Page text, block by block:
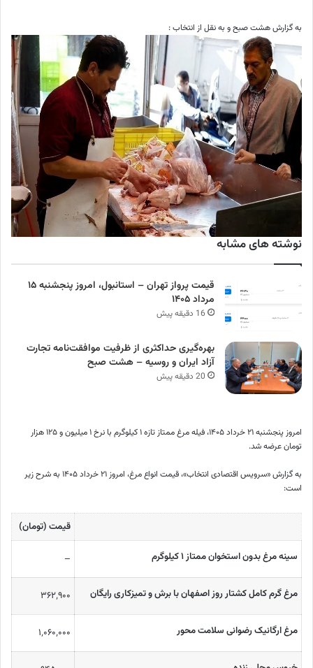
به گزارش هشت صبح و به نقل از انتخاب :
نوشته های مشابه
قیمت پرواز تهران – استانبول، امروز پنجشنبه ۱۵
مرداد ۱۴۰۵
16 دقیقه پیش
بهره‌گیری حداکثری از ظرفیت موافقت‌نامه تجارت
آزاد ایران و روسیه – هشت صبح
20 دقیقه پیش
امروز پنجشنبه ۲۱ خرداد ۱۴۰۵، فیله مرغ ممتاز تازه ۱ کیلوگرم با نرخ ۱ میلیون و ۱۲۵ هزار
تومان عرضه شد.
به گزارش «سرویس اقتصادی انتخاب»، قیمت انواع مرغ، امروز ۲۱ خرداد ۱۴۰۵ به شرح زیر
است:
قیمت (تومان)
سینه مرغ بدون استخوان ممتاز ۱ کیلوگرم –
مرغ گرم کامل کشتار روز اصفهان با برش و تمیزکاری رایگان ۳۶۲٬۹۰۰
مرغ ارگانیک رضوانی سلامت محور ۱٬۰۶۰٬۰۰۰